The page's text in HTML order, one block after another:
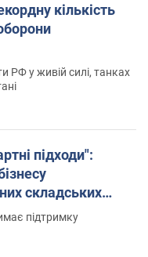
кількість
РФ у живій силі, танках
підходи":
складських
підтримку